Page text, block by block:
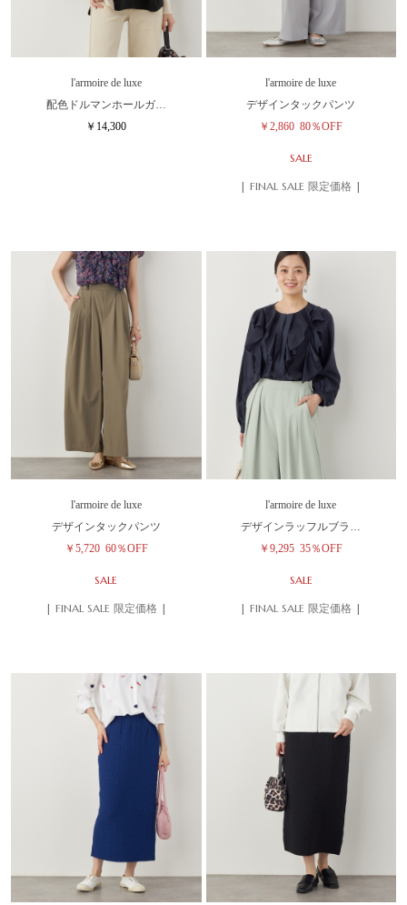
l'armoire de luxe
配色ドルマンホールガ…
￥14,300
l'armoire de luxe
デザインタックパンツ
￥2,860 80％OFF
SALE
| FINAL SALE 限定価格 |
l'armoire de luxe
デザインタックパンツ
￥5,720 60％OFF
SALE
| FINAL SALE 限定価格 |
l'armoire de luxe
デザインラッフルブラ…
￥9,295 35％OFF
SALE
| FINAL SALE 限定価格 |